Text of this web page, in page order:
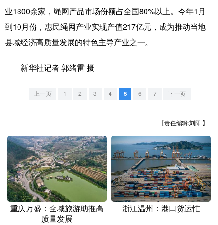
文化产业
江西
山东 河南 湖北 湖南
广东 广西 海南 重庆
四川 贵州 云南 西藏
陕西 甘肃 青海 宁夏
业1300余家，绳网产品市场份额占全国80%以上。今年1月
到10月份，惠民绳网产业实现产值217亿元，成为推动当地
县域经济高质量发展的特色主导产业之一。
新华社记者 郭绪雷 摄
上一页 1 2 3 4 5 6 7 下一页
【责任编辑:刘阳 】
重庆万盛：全域旅游助推高
质量发展
浙江温州：港口货运忙